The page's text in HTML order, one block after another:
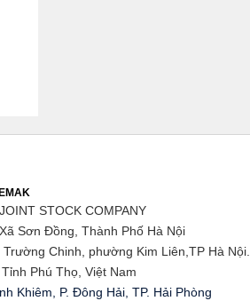
STOCK COMPANY
Sơn Đồng, Thành Phố Hà Nội
Chinh, phường Kim Liên,TP Hà Nội.
Phú Thọ, Việt Nam
Khiêm, P. Đông Hải, TP. Hải Phòng